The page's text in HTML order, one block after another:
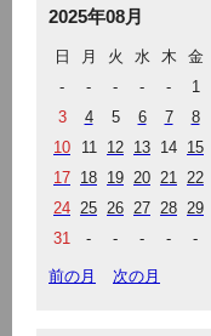
2025年08月
日 月 火 水 木 金
-
- - - - 1
3
4 5 6 7 8
10
11 12 13 14 15
17 18 19 20 21 22
24 25 26 27 28 29
31
- - - - -
前の月 次の月